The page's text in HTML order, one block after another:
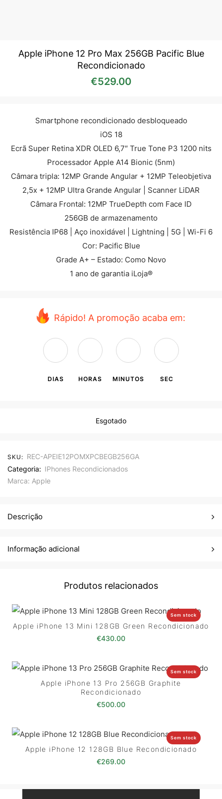
Apple iPhone 12 Pro Max 256GB Pacific Blue
Recondicionado
€529.00
Smartphone recondicionado desbloqueado
iOS 18
Ecrã Super Retina XDR OLED 6,7″ True Tone P3 1200 nits
Processador Apple A14 Bionic (5nm)
Câmara tripla: 12MP Grande Angular + 12MP Teleobjetiva
2,5x + 12MP Ultra Grande Angular | Scanner LiDAR
Câmara Frontal: 12MP TrueDepth com Face ID
256GB de armazenamento
Resistência IP68 | Aço inoxidável | Lightning | 5G | Wi-Fi 6
Cor: Pacific Blue
Grade A+ – Estado: Como Novo
1 ano de garantia iLoja®
Rápido! A promoção acaba em:
DIAS HORAS MINUTOS SEC
Esgotado
SKU: REC-APEIE12POMXPCBEGB256GA
Categoria: IPhones Recondicionados
Marca: Apple
Descrição
Informação adicional
Produtos relacionados
Sem stock
Apple iPhone 13 Mini 128GB Green Recondicionado
€430.00
Sem stock
Apple iPhone 13 Pro 256GB Graphite
Recondicionado
€500.00
Sem stock
Apple iPhone 12 128GB Blue Recondicionado
€269.00